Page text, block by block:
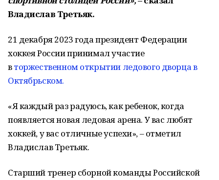
Владислав Третьяк.
21 декабря 2023 года президент Федерации
хоккея России принимал участие
вторжественном открытии ледового дворца в
Октябрьском.
«Я каждый раз радуюсь, как ребенок, когда
появляется новая ледовая арена. У вас любят
хоккей, у вас отличные успехи», – отметил
Владислав Третьяк.
Старший тренер сборной команды Российской